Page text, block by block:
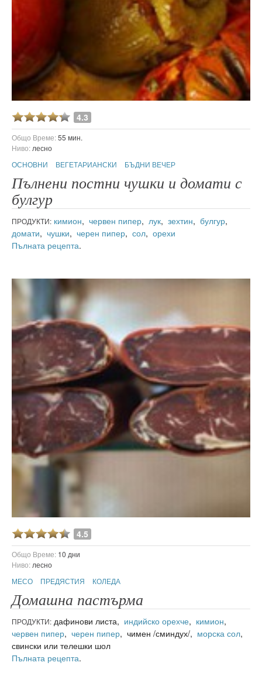
4.3
Общо Време:55 мин.
Ниво: лесно
ОСНОВНИ
ВЕГЕТАРИАНСКИ БЪДНИ ВЕЧЕР
Пълнени постни чушки и домати с
булгур
ПРОДУКТИ: кимион, червен пипер, лук, зехтин, булгур,
домати, чушки, черен пипер, сол, орехи
Пълната рецепта.
4.5
Общо Време: 10 дни
Ниво: лесно
МЕСО
ПРЕДЯСТИЯ КОЛЕДА
Домашна пастърма
ПРОДУКТИ: дафинови листа, индийско орехче, кимион,
червен пипер, черен пипер, чимен /сминдух/, морска сол,
свински или телешки шол
Пълната рецепта.